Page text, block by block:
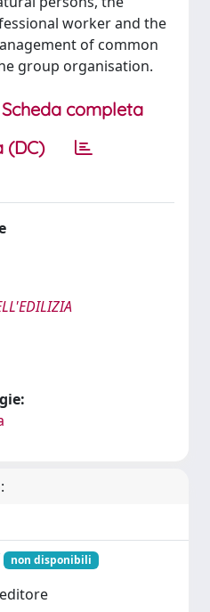
worker and the
of common
group organisation.
Scheda completa
(DC)
non disponibili